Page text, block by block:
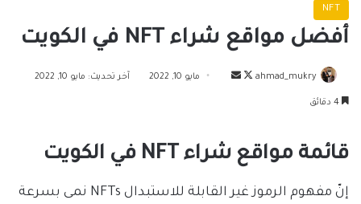
NFT
أفضل مواقع شراء NFT في الكويت
ahmad_mukry
تابعأرسل
مايو 10, 2022 آخر تحديث: مايو 10, 2022
قائمة مواقع شراء NFT في الكويت
إنّ مفهوم الرموز غير القابلة للاستبدال NFTs نمى بسرعة